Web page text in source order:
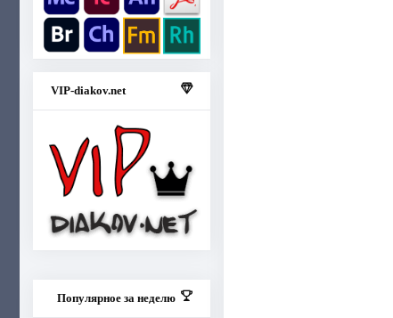
VIP-diakov.net
Популярное за неделю